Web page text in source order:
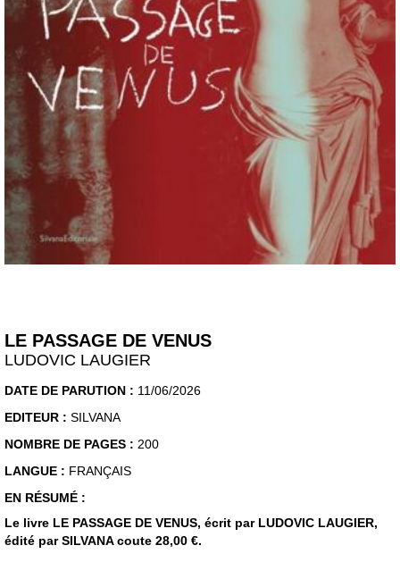
LE PASSAGE DE VENUS
LUDOVIC LAUGIER
DATE DE PARUTION : 11/06/2026
EDITEUR : SILVANA
NOMBRE DE PAGES : 200
LANGUE : FRANÇAIS
EN RÉSUMÉ :
Le livre LE PASSAGE DE VENUS, écrit par LUDOVIC LAUGIER,
édité par SILVANA coute 28,00 €.